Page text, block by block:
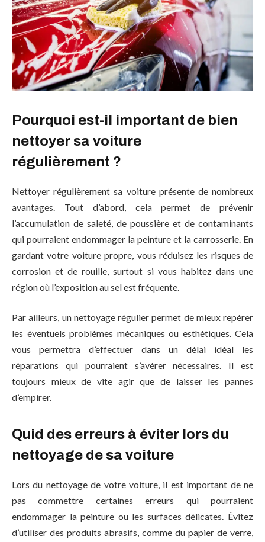
Pourquoi est-il important de bien
nettoyer sa voiture
régulièrement ?
Nettoyer régulièrement sa voiture présente de nombreux
avantages. Tout d’abord, cela permet de prévenir
l’accumulation de saleté, de poussière et de contaminants
qui pourraient endommager la peinture et la carrosserie. En
gardant votre voiture propre, vous réduisez les risques de
corrosion et de rouille, surtout si vous habitez dans une
région où l’exposition au sel est fréquente.
Par ailleurs, un nettoyage régulier permet de mieux repérer
les éventuels problèmes mécaniques ou esthétiques. Cela
vous permettra d’effectuer dans un délai idéal les
réparations qui pourraient s’avérer nécessaires. Il est
toujours mieux de vite agir que de laisser les pannes
d’empirer.
Quid des erreurs à éviter lors du
nettoyage de sa voiture
Lors du nettoyage de votre voiture, il est important de ne
pas commettre certaines erreurs qui pourraient
endommager la peinture ou les surfaces délicates. Évitez
d’utiliser des produits abrasifs, comme du papier de verre,